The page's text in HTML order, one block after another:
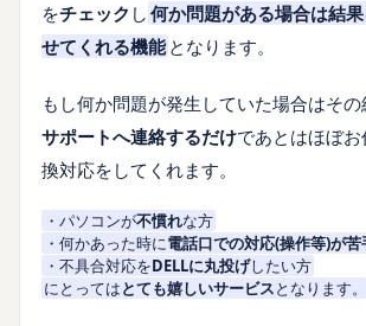
をチェック し 何か問題がある場合は結
せてくれる機能 となります。
もし何か問題が発生していた場合はその
サポートへ連絡するだけであとはほぼ
換対応をしてくれます。
・パソコンが不慣れな方
・何かあった時に電話口での対応(操作等)が苦
・不具合対応をDELLに丸投げしたい方
にとってはとても嬉しいサービスとなります。